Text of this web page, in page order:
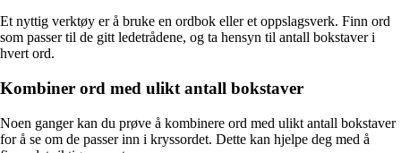
Et nyttig verktøy er å bruke en ordbok eller et oppslagsverk. Finn ord
som passer til de gitt ledetrådene, og ta hensyn til antall bokstaver i
hvert ord.
Kombiner ord med ulikt antall bokstaver
Noen ganger kan du prøve å kombinere ord med ulikt antall bokstaver
for å se om de passer inn i kryssordet. Dette kan hjelpe deg med å